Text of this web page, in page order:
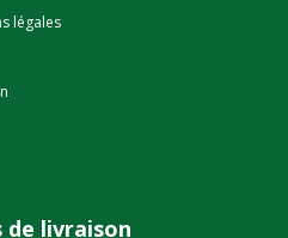
légales
de livraison